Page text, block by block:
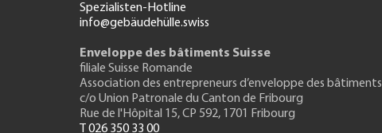
Spezialisten-Hotline
info@gebäudehülle.swiss
Enveloppe des bâtiments Suisse
filiale Suisse Romande
Association des entrepreneurs d’enveloppe des bâtiments
c/o Union Patronale du Canton de Fribourg
Rue de l'Hôpital 15, CP 592, 1701 Fribourg
T 026 350 33 00